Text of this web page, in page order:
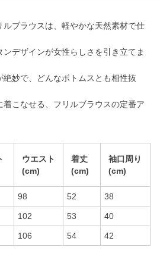
ルブラウスは、軽やかな天然素材で仕
デザインが女性らしさを引き立てま
絶妙で、どんなボトムスとも相性抜
こなせる、フリルブラウスの定番ア
ウエスト
(cm)
着丈
(cm)
袖口周り
(cm)
98 52 38
102 53 40
106 54 42